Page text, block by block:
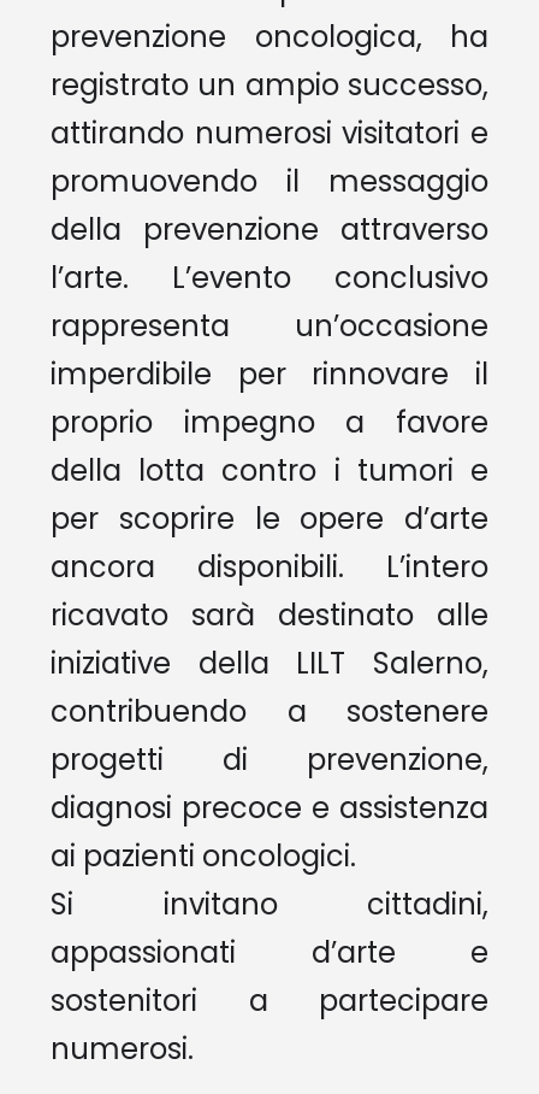
prevenzione oncologica, ha
registrato un ampio successo,
attirando numerosi visitatori e
promuovendo il messaggio
della prevenzione attraverso
l’arte. L’evento conclusivo
rappresenta un’occasione
imperdibile per rinnovare il
proprio impegno a favore
della lotta contro i tumori e
per scoprire le opere d’arte
ancora disponibili. L’intero
ricavato sarà destinato alle
iniziative della LILT Salerno,
contribuendo a sostenere
progetti di prevenzione,
diagnosi precoce e assistenza
ai pazienti oncologici.
Si invitano cittadini,
appassionati d’arte e
sostenitori a partecipare
numerosi.